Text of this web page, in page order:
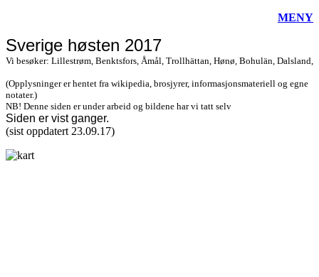
MENY
Sverige høsten 2017
Vi besøker: Lillestrøm, Benktsfors, Åmål, Trollhättan, Hønø, Bohulän, Dalsland,
(Opplysninger er hentet fra wikipedia, brosjyrer, informasjonsmateriell og egne
notater.)
NB! Denne siden er under arbeid og bildene har vi tatt selv
Siden er vistganger.
(sist oppdatert 23.09.17)